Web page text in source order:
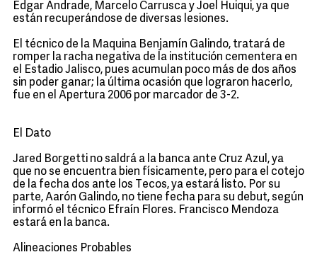
Édgar Andrade, Marcelo Carrusca y Joel Huiqui, ya que
están recuperándose de diversas lesiones.
El técnico de la Maquina Benjamín Galindo, tratará de
romper la racha negativa de la institución cementera en
el Estadio Jalisco, pues acumulan poco más de dos años
sin poder ganar; la última ocasión que lograron hacerlo,
fue en el Apertura 2006 por marcador de 3-2.
El Dato
Jared Borgetti no saldrá a la banca ante Cruz Azul, ya
que no se encuentra bien físicamente, pero para el cotejo
de la fecha dos ante los Tecos, ya estará listo. Por su
parte, Aarón Galindo, no tiene fecha para su debut, según
informó el técnico Efraín Flores. Francisco Mendoza
estará en la banca.
Alineaciones Probables